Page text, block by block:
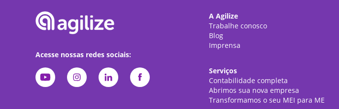
Acesse nossas redes sociais:
A Agilize
Trabalhe conosco
Blog
Imprensa
Serviços
Contabilidade completa
Abrimos sua nova empresa
Transformamos o seu MEI para ME